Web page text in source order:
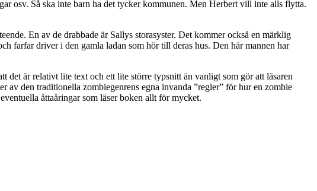
osv. Så ska inte barn ha det tycker kommunen. Men Herbert vill inte alls flytta.
En av de drabbade är Sallys storasyster. Det kommer också en märklig
farfar driver i den gamla ladan som hör till deras hus. Den här mannen har
det är relativt lite text och ett lite större typsnitt än vanligt som gör att läsaren
av den traditionella zombiegenrens egna invanda ”regler” för hur en zombie
åttaåringar som läser boken allt för mycket.